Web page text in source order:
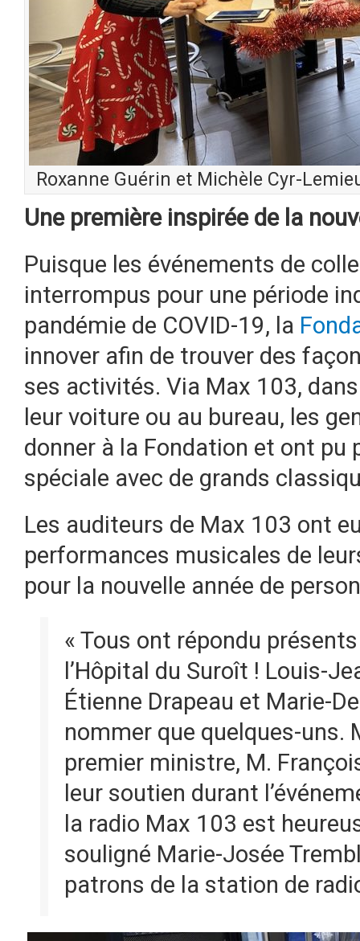
Roxanne Guérin et Michèle Cyr-
Une première inspirée de la
Puisque les événements de
interrompus pour une période
pandémie de COVID-19, la
innover afin de trouver des
ses activités. Via Max 103,
leur voiture ou au bureau, les
donner à la Fondation et ont pu
spéciale avec de grands
Les auditeurs de Max 103 ont
performances musicales de
pour la nouvelle année de
« Tous ont répondu
l’Hôpital du Suroît ! Louis-
Étienne Drapeau et Marie-
nommer que quelques-uns.
premier ministre, M.
leur soutien durant
la radio Max 103 est
souligné Marie-Josée
patrons de la station de